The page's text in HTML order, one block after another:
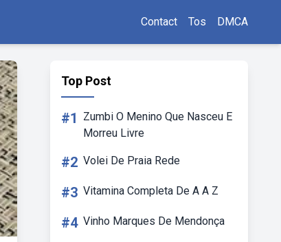
Contact Tos DMCA
Top Post
#1
Zumbi O Menino Que Nasceu E
Morreu Livre
#2 Volei De Praia Rede
#3 Vitamina Completa De A A Z
#4 Vinho Marques De Mendonça